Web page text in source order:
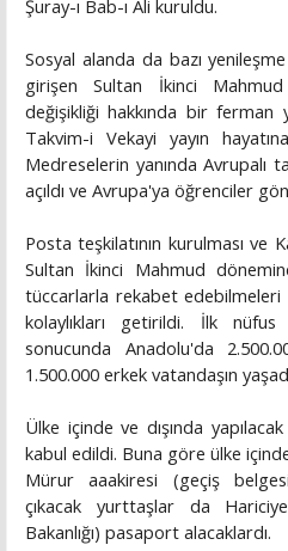
Şuray-ı Bab-ı Ali kuruldu.
Sosyal alanda da bazı
girişen Sultan İkinci
değişikliği hakkında bir ferman
Takvim-i Vekayi yayın
Medreselerin yanında Avrupalı
açıldı ve Avrupa'ya öğrenciler
Posta teşkilatının kurulması ve
Sultan İkinci Mahmud
tüccarlarla rekabet
kolaylıkları getirildi. İlk nüfus
sonucunda Anadolu'da
1.500.000 erkek vatandaşın
Ülke içinde ve dışında
kabul edildi. Buna göre ülke
Mürur aaakiresi (geçiş
çıkacak yurttaşlar da
Bakanlığı) pasaport alacaklardı.